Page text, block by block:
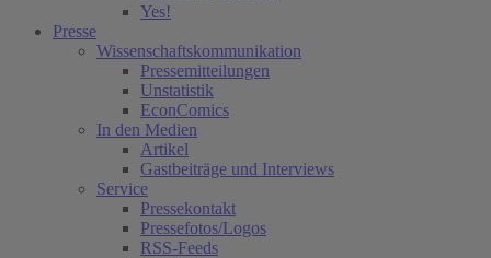
Yes!
Presse
Wissenschaftskommunikation
Pressemitteilungen
Unstatistik
EconComics
In den Medien
Artikel
Gastbeiträge und Interviews
Service
Pressekontakt
Pressefotos/Logos
RSS-Feeds